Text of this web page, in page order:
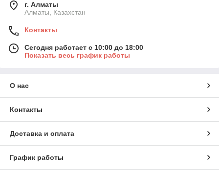
г. Алматы
Алматы, Казахстан
Контакты
Сегодня работает с 10:00 до 18:00
Показать весь график работы
О нас
Контакты
Доставка и оплата
График работы